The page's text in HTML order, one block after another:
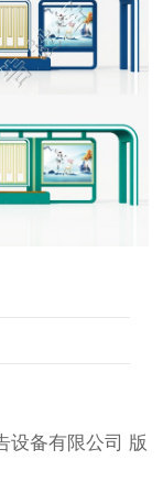
设备有限公司 版